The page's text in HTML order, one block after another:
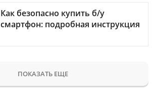
Как безопасно купить б/у
смартфон: подробная инструкция
ПОКАЗАТЬ ЕЩЕ